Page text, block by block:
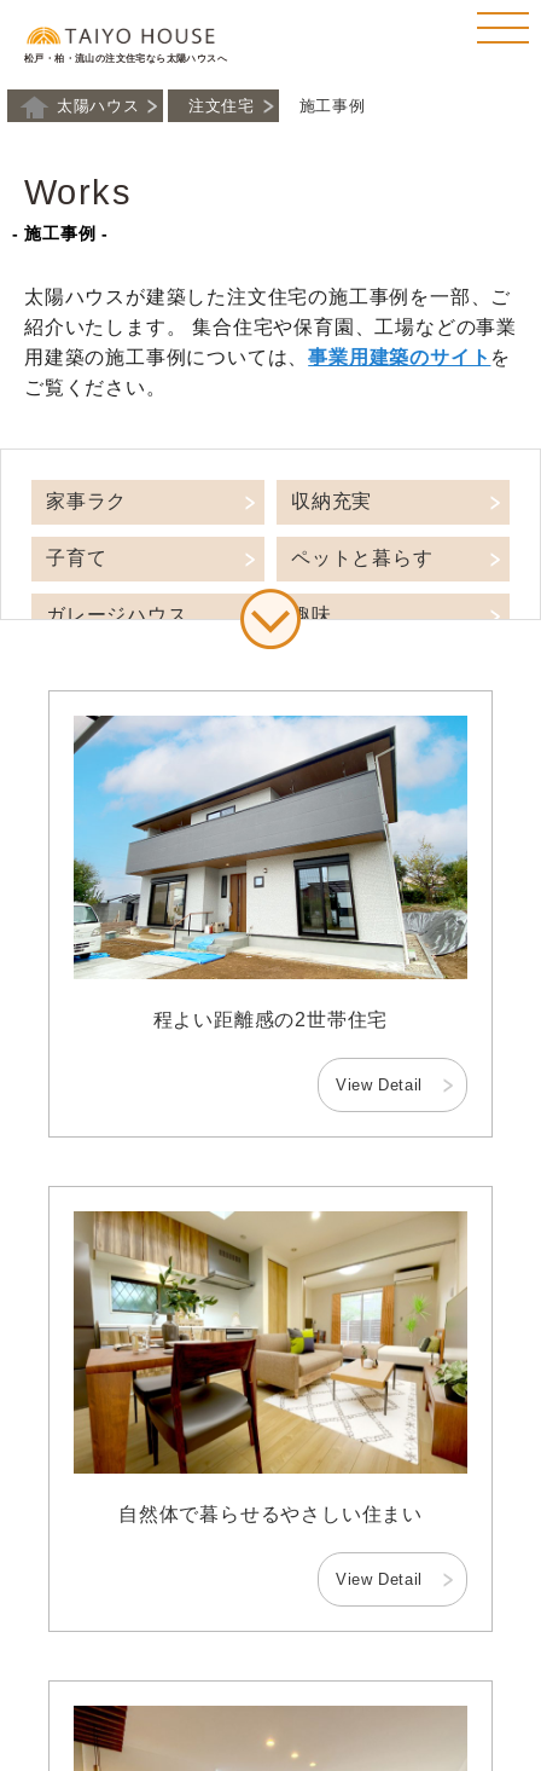
松戸・柏・流山の注文住宅なら太陽ハウスへ
太陽ハウス 注文住宅 施工事例
Works
- 施工事例 -
太陽ハウスが建築した注文住宅の施工事例を一部、ご
紹介いたします。 集合住宅や保育園、工場などの事業
用建築の施工事例については、事業用建築のサイト を
ご覧ください。
家事ラク 収納充実
子育て ペットと暮らす
ガレージハウス 趣味
吹き抜け 空間デザイン
アウトドアリビング スキップフロア
SE構法
鉄骨造 RC造
平屋 2階建
店舗併用住宅
31-40坪
程よい距離感の2世帯住宅
View Detail
自然体で暮らせるやさしい住まい
View Detail